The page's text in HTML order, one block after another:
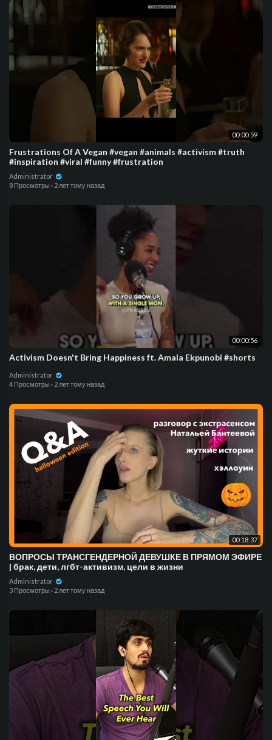
00:00:59
Frustrations Of A Vegan #vegan #animals #activism #truth
#inspiration #viral #funny #frustration
Administrator
8 Просмотры · 2 лет тому назад
00:00:56
Activism Doesn't Bring Happiness ft. Amala Ekpunobi #shorts
Administrator
4 Просмотры · 2 лет тому назад
00:18:37
ВОПРОСЫ ТРАНСГЕНДЕРНОЙ ДЕВУШКЕ В ПРЯМОМ ЭФИРЕ
| брак, дети, лгбт-активизм, цели в жизни
Administrator
3 Просмотры · 2 лет тому назад